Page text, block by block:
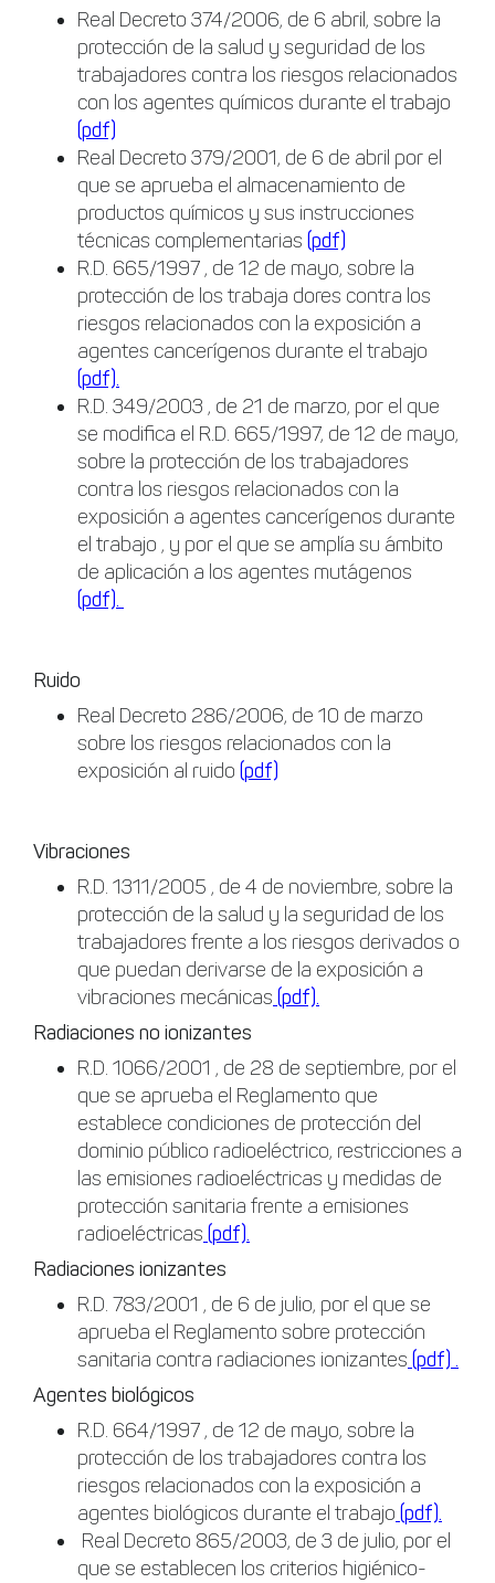
Real Decreto 374/2006, de 6 abril, sobre la
protección de la salud y seguridad de los
trabajadores contra los riesgos relacionados
con los agentes químicos durante el trabajo
(pdf)
Real Decreto 379/2001, de 6 de abril por el
que se aprueba el almacenamiento de
productos químicos y sus instrucciones
técnicas complementarias (pdf)
R.D. 665/1997 , de 12 de mayo, sobre la
protección de los trabaja dores contra los
riesgos relacionados con la exposición a
agentes cancerígenos durante el trabajo
(pdf).
R.D. 349/2003 , de 21 de marzo, por el que
se modifica el R.D. 665/1997, de 12 de mayo,
sobre la protección de los trabajadores
contra los riesgos relacionados con la
exposición a agentes cancerígenos durante
el trabajo , y por el que se amplía su ámbito
de aplicación a los agentes mutágenos
(pdf).
Ruido
Real Decreto 286/2006, de 10 de marzo
sobre los riesgos relacionados con la
exposición al ruido (pdf)
Vibraciones
R.D. 1311/2005 , de 4 de noviembre, sobre la
protección de la salud y la seguridad de los
trabajadores frente a los riesgos derivados o
que puedan derivarse de la exposición a
vibraciones mecánicas (pdf).
Radiaciones no ionizantes
R.D. 1066/2001 , de 28 de septiembre, por el
que se aprueba el Reglamento que
establece condiciones de protección del
dominio público radioeléctrico, restricciones a
las emisiones radioeléctricas y medidas de
protección sanitaria frente a emisiones
radioeléctricas (pdf).
Radiaciones ionizantes
R.D. 783/2001 , de 6 de julio, por el que se
aprueba el Reglamento sobre protección
sanitaria contra radiaciones ionizantes (pdf) .
Agentes biológicos
R.D. 664/1997 , de 12 de mayo, sobre la
protección de los trabajadores contra los
riesgos relacionados con la exposición a
agentes biológicos durante el trabajo (pdf).
Real Decreto 865/2003, de 3 de julio, por el
que se establecen los criterios higiénico-